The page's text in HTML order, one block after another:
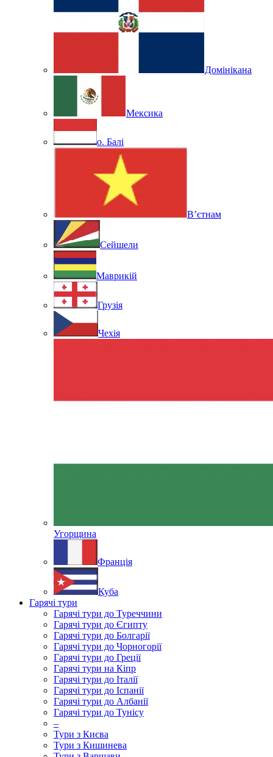
Домінікана
Мексика
о. Балі
В’єтнам
Сейшели
Маврикій
Грузія
Чехія
Угорщина
Франція
Куба
Гарячі тури
Гарячі тури до Туреччини
Гарячі тури до Єгипту
Гарячі тури до Болгарії
Гарячі тури до Чорногорії
Гарячі тури до Греції
Гарячі тури на Кіпр
Гарячі тури до Італії
Гарячі тури до Іспанії
Гарячі тури до Албанії
Гарячі тури до Тунісу
–
Тури з Києва
Тури з Кишинева